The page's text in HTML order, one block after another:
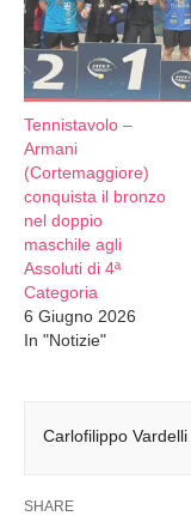
Tennistavolo –
Armani
(Cortemaggiore)
conquista il bronzo
nel doppio
maschile agli
Assoluti di 4ª
Categoria
6 Giugno 2026
In "Notizie"
Carlofilippo Vardelli
SHARE